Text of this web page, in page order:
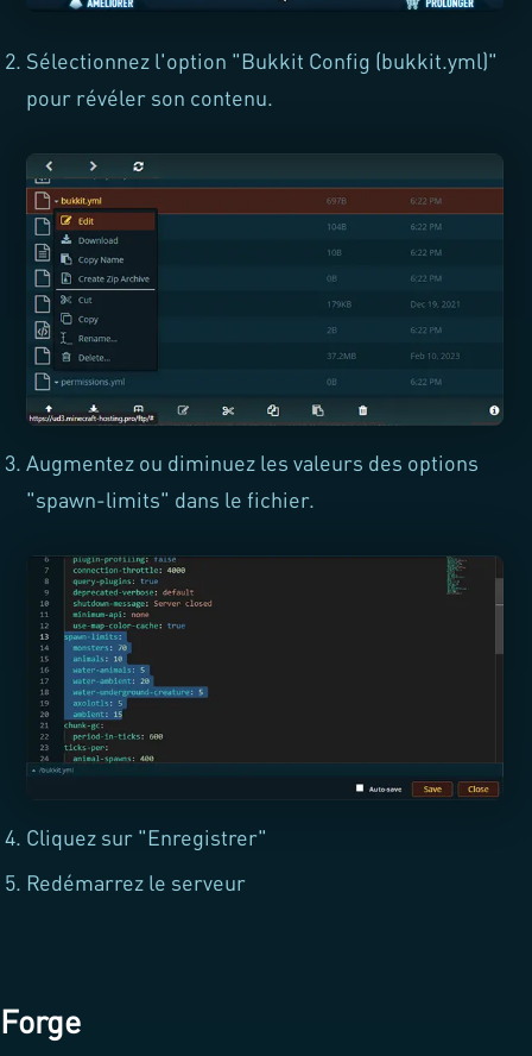
Sélectionnez l'option "Bukkit Config (bukkit.yml)"
pour révéler son contenu.
Augmentez ou diminuez les valeurs des options
"spawn-limits" dans le fichier.
Cliquez sur "Enregistrer"
Redémarrez le serveur
Forge